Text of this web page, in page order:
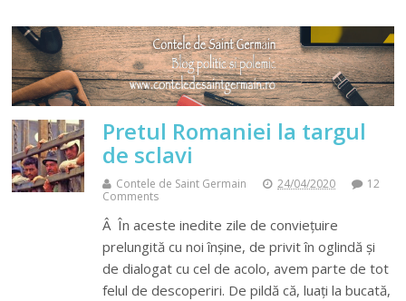
Pretul Romaniei la targul
de sclavi
Contele de Saint Germain 24/04/2020
12
Comments
Â În aceste inedite zile de conviețuire
prelungită cu noi înșine, de privit în oglindă și
de dialogat cu cel de acolo, avem parte de tot
felul de descoperiri. De pildă că, luați la bucată,